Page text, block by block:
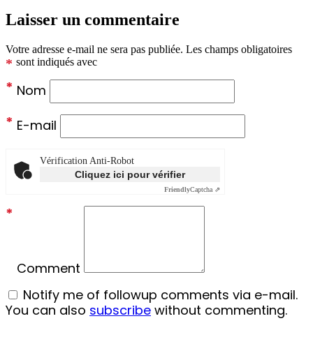
Laisser un commentaire
Votre adresse e-mail ne sera pas publiée. Les champs obligatoires
sont indiqués avec
*
Nom
*
E-mail
*
Vérification Anti-Robot
Cliquez ici pour vérifier
FriendlyCaptcha ⇗
Comment
*
Notify me of followup comments via e-mail.
You can also subscribe without commenting.